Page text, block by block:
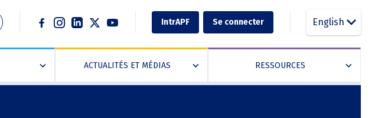
Social IntrAPF Se connecter English
» ACTUALITÉS ET MÉDIAS » RESSOURCES »